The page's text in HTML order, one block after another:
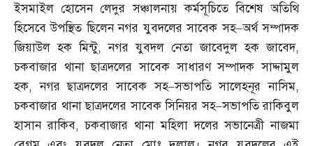
ইসমাইল হোসেন লেদুর সঞ্চালনায় কর্মসূচিতে বিশেষ অতিথি
হিসেবে উপস্থিত ছিলেন নগর যুবদলের সাবেক সহ–অর্থ সম্পাদক
জিয়াউল হক মিন্টু,নগর যুবদল নেতা জাবেদুল হক জাবেদ,
চকবাজার থানা ছাত্রদলের সাবেক সাধারণ সম্পাদক সাদ্দামুল
হক,নগর ছাত্রদলের সাবেক সহ–সভাপতি সালেহনূর নাসিম,
চকবাজার থানা ছাত্রদলের সাবেক সিনিয়র সহ–সভাপতি রাকিবুল
হাসান রাকিব,চকবাজার থানা মহিলা দলের সভানেত্রী নাজমা